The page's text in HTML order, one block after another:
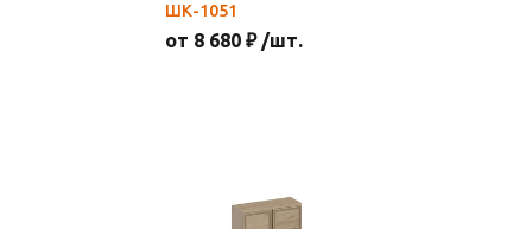
ШК-1051
от 8 680 ₽ /шт.